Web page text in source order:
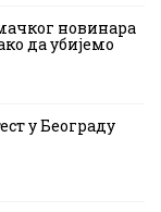
новинара
да убијемо
у Београду